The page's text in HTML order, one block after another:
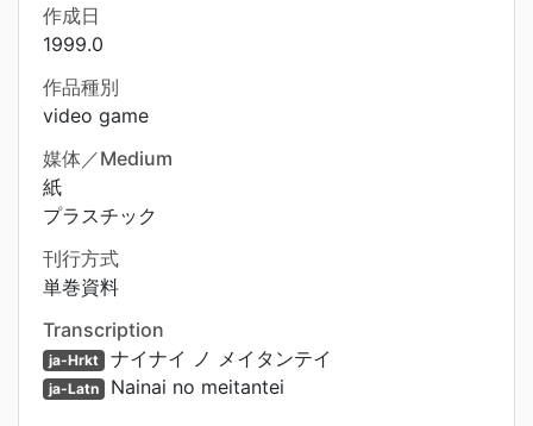
作成日
1999.0
作品種別
video game
媒体／Medium
紙
プラスチック
刊行方式
単巻資料
Transcription
ja-Hrkt ナイナイ ノ メイタンテイ
ja-Latn Nainai no meitantei